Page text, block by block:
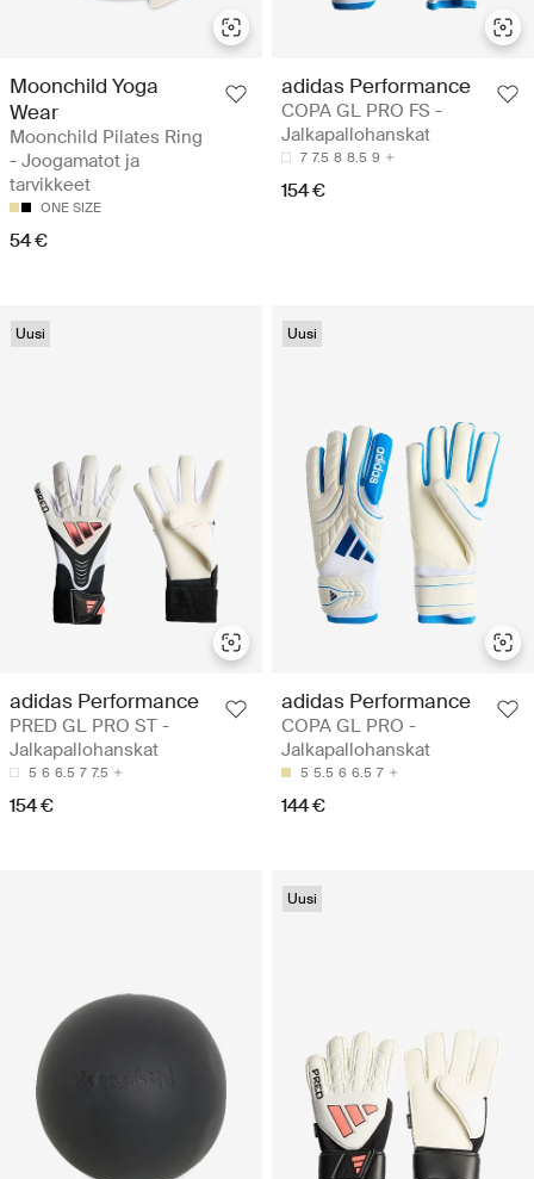
Moonchild Yoga
Wear
Moonchild Pilates Ring
- Joogamatot ja
tarvikkeet
ONE SIZE
54 €
adidas Performance
COPA GL PRO FS -
Jalkapallohanskat
7 7.5 8 8.5 9
154 €
Uusi
adidas Performance
PRED GL PRO ST -
Jalkapallohanskat
5 6 6.5 7 7.5
154 €
Uusi
adidas Performance
COPA GL PRO -
Jalkapallohanskat
5 5.5 6 6.5 7
144 €
Uusi